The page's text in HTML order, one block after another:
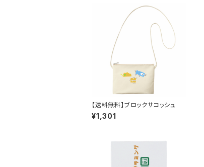
【送料無料】ブロックサコッシュ
¥1,301